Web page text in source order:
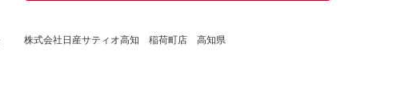
株式会社日産サティオ高知 稲荷町店 高知県